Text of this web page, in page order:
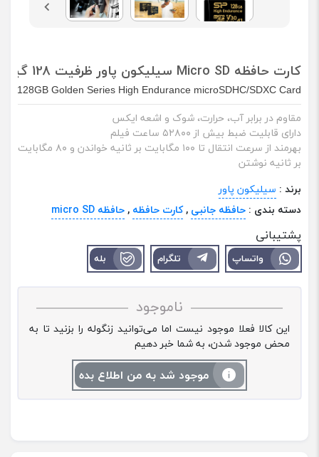
کارت حافظه Micro SD سیلیکون پاور ظرفیت 128 گیگابایت مدل High Endurance
128GB Golden Series High Endurance microSDHC/SDXC Card
مقاوم در برابر آب، حرارت، شوک و اشعه ایکس
دارای قابلیت ضبط بیش از ۵۲۸۰۰ ساعت فیلم
بهرمند از سرعت انتقال تا ۱۰۰ مگابایت بر ثانیه خواندن و ۸۰ مگابایت
بر ثانیه نوشتن
برند : سیلیکون پاور
دسته بندی : حافظه جانبی ,کارت حافظه ,حافظه micro SD
پشتیبانی
واتساپ تلگرام بله
ناموجود
این کالا فعلا موجود نیست اما می‌توانید زنگوله را بزنید تا به
محض موجود شدن، به شما خبر دهیم
موجود شد به من اطلاع بده